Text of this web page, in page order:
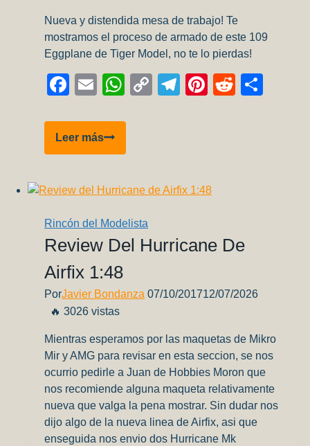
modelistas
Nueva y distendida mesa de trabajo! Te
mostramos el proceso de armado de este 109
Eggplane de Tiger Model, no te lo pierdas!
Facebook
EmailWhatsApp
CopyTelegram
Pinterest
Reddit
Leer másBF
109
–
Model
Pintura
y
Calcas
Rincón del Modelista
Review Del Hurricane De
Airfix 1:48
PorJavier Bondanza 07/10/201712/07/2026
🔥 3026 vistas
Mientras esperamos por las maquetas de Mikro
Mir y AMG para revisar en esta seccion, se nos
ocurrio pedirle a Juan de Hobbies Moron que
nos recomiende alguna maqueta relativamente
nueva que valga la pena mostrar. Sin dudar nos
dijo algo de la nueva linea de Airfix, asi que
enseguida nos envio dos Hurricane Mk